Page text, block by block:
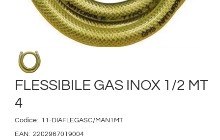
FLESSIBILE GAS INOX 1/2 MT
4
Codice:
11-DIAFLEGASC/MAN1MT
EAN: 2202967019004